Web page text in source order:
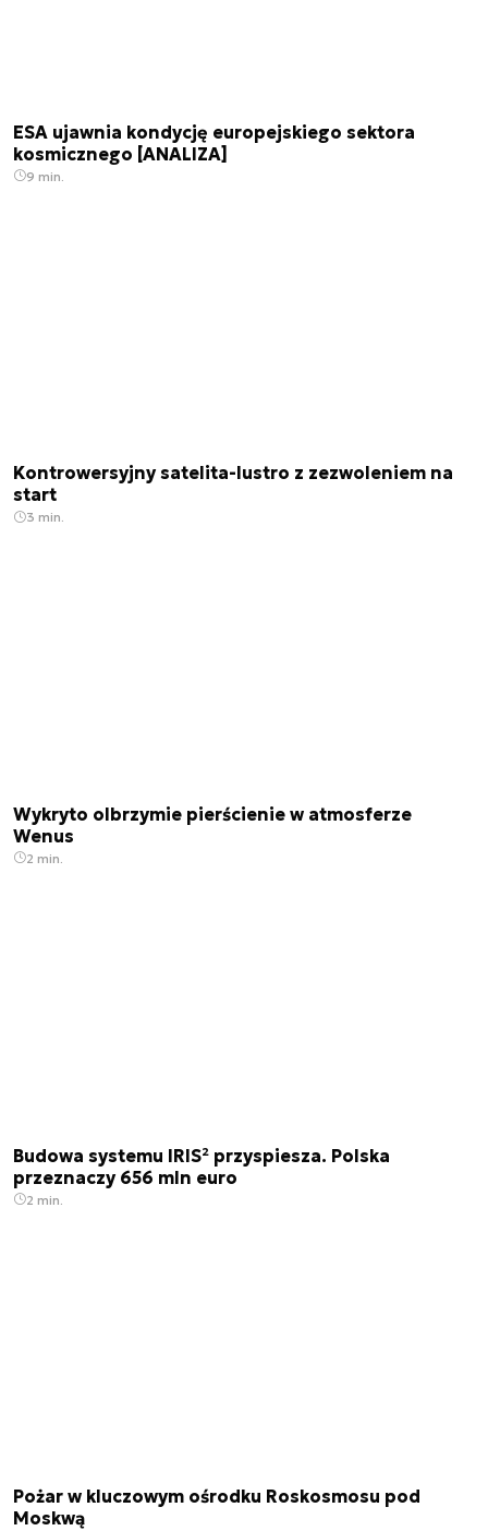
ESA ujawnia kondycję europejskiego sektora
kosmicznego [ANALIZA]
9 min.
Kontrowersyjny satelita-lustro z zezwoleniem na
start
3 min.
Wykryto olbrzymie pierścienie w atmosferze
Wenus
2 min.
Budowa systemu IRIS² przyspiesza. Polska
przeznaczy 656 mln euro
2 min.
Pożar w kluczowym ośrodku Roskosmosu pod
Moskwą